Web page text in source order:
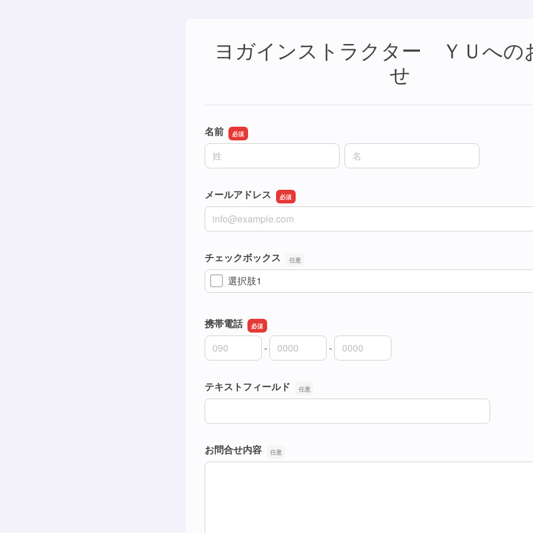
ヨガインストラクター ＹＵへの
せ
名前
名前の姓
名前の名
メールアドレス
メールアドレス
チェックボックス
選択肢1
携帯電話
携帯電話の市外局番
-
携帯電話の市内局番 -
携帯電話の加入者番号
テキストフィールド
テキストフィールド
お問合せ内容
お問合せ内容